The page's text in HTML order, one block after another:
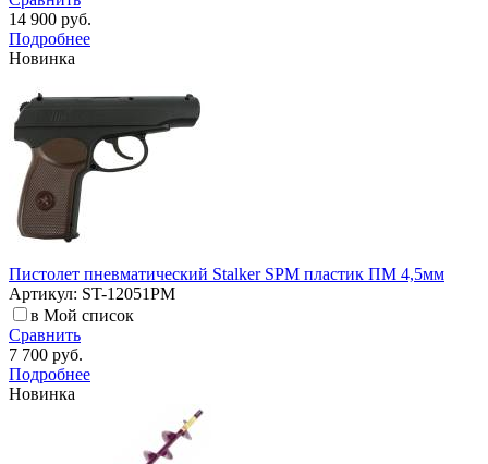
14 900 руб.
Подробнее
Новинка
Пистолет пневматический Stalker SPM пластик ПМ 4,5мм
Артикул: ST-12051PM
в Мой список
Сравнить
7 700 руб.
Подробнее
Новинка